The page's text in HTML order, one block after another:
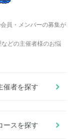
員・メンバーの募集が
どの主催者様のお悩
催者を探す
ースを探す